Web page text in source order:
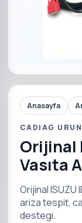
Anasayfa
CADIAG
Orijinal
Vasıta
Orijinal ISUZU
ariza tespit,
destegi.